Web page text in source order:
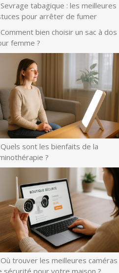
Sevrage tabagique : les meilleures
pour arrêter de fumer
Comment bien choisir un sac à dos
femme ?
Quels sont les bienfaits de la
?
Où trouver les meilleures caméras
sécurité pour votre maison ?